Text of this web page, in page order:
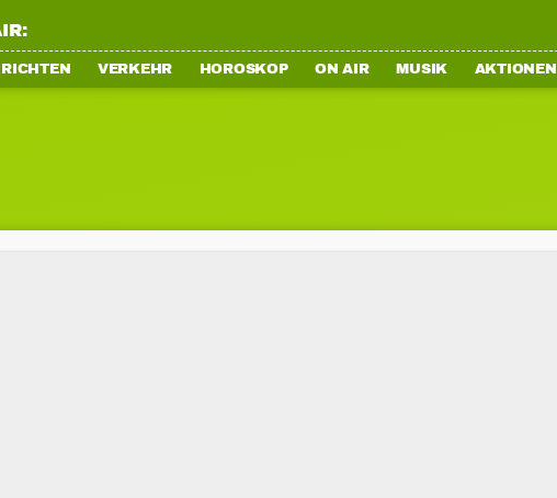
VERKEHR HOROSKOP ON AIR MUSIK AKTIONEN